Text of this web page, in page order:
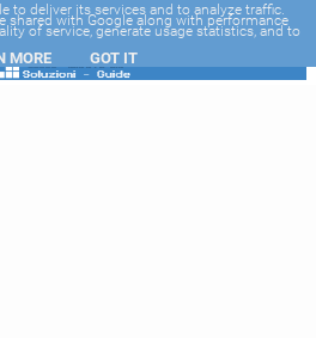
to deliver its services and to analyze traffic.
shared with Google along with performance
of service, generate usage statistics, and to
MORE GOT IT